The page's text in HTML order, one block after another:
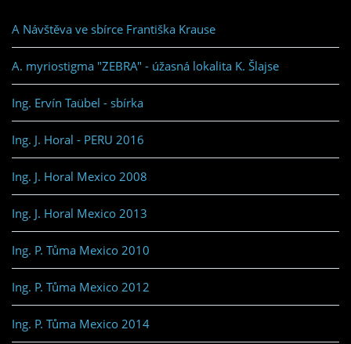
A Návštěva ve sbírce Františka Krause
A. myriostigma "ZEBRA" - úžasná lokalita K. Šlajse
Ing. Ervín Taübel - sbírka
Ing. J. Horal - PERU 2016
Ing. J. Horal Mexico 2008
Ing. J. Horal Mexico 2013
Ing. P. Tůma Mexico 2010
Ing. P. Tůma Mexico 2012
Ing. P. Tůma Mexico 2014